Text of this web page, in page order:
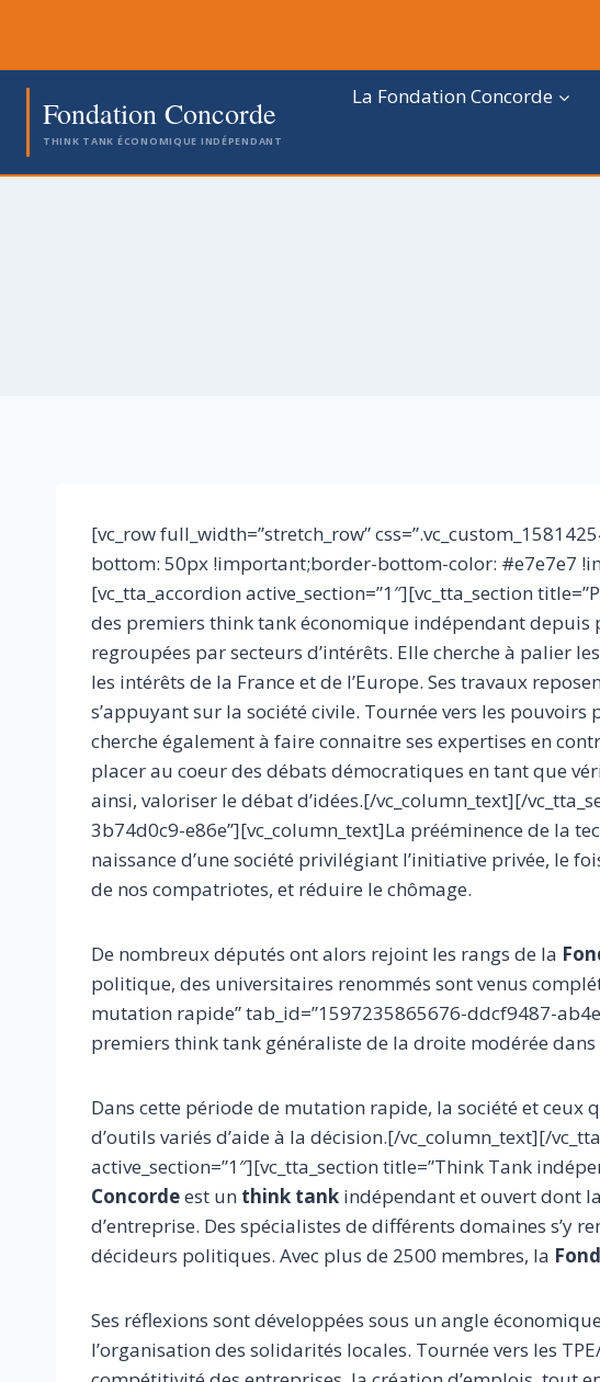
contenu
Fondation Concorde
THINK TANK ÉCONOMIQUE INDÉPENDANT
La Fondation Concorde
[vc_row full_width=”stretch_row”
bottom: 50px !important;border-bottom-color: #e7e7e7
[vc_tta_accordion active_section=”1″][vc_tta_section
des premiers think tank économique indépendant
regroupées par secteurs d’intérêts. Elle cherche à palier
les intérêts de la France et de l’Europe. Ses travaux
s’appuyant sur la société civile. Tournée vers les
cherche également à faire connaitre ses expertises en
placer au coeur des débats démocratiques en tant que
ainsi, valoriser le débat d’idées.[/vc_column_text][/
3b74d0c9-e86e”][vc_column_text]La prééminence de la
naissance d’une société privilégiant l’initiative privée, le
de nos compatriotes, et réduire le chômage.
De nombreux députés ont alors rejoint les rangs de la
politique, des universitaires renommés sont venus
mutation rapide” tab_id=”1597235865676-ddcf9487-
premiers think tank généraliste de la droite modérée dans
Dans cette période de mutation rapide, la société et ceux
d’outils variés d’aide à la décision.[/vc_column_text][/
active_section=”1″][vc_tta_section title=”Think Tank
Concordeest un think tank indépendant et ouvert dont
d’entreprise. Des spécialistes de différents domaines
décideurs politiques. Avec plus de 2500 membres, la
Ses réflexions sont développées sous un angle
l’organisation des solidarités locales. Tournée vers les